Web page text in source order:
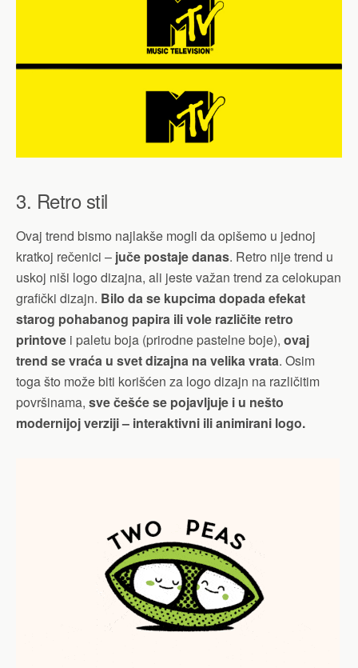
3. Retro stil
Ovaj trend bismo najlakše mogli da opišemo u jednoj
kratkoj rečenici – juče postaje danas. Retro nije trend u
uskoj niši logo dizajna, ali jeste važan trend za celokupan
grafički dizajn. Bilo da se kupcima dopada efekat
starog pohabanog papira ili vole različite retro
printove i paletu boja (prirodne pastelne boje), ovaj
trend se vraća u svet dizajna na velika vrata. Osim
toga što može biti korišćen za logo dizajn na različitim
površinama, sve češće se pojavljuje i u nešto
modernijoj verziji – interaktivni ili animirani logo.